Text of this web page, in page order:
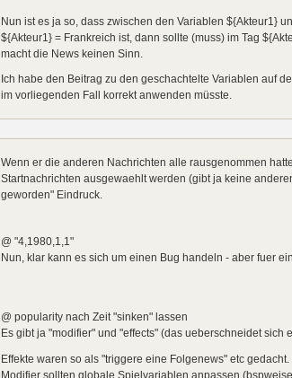
<Aktion>
<de>
</ Aktion>
<Verb2>
<
zu bekämpfen|in den
</Verb2>
<Folgen>
Verbraucher spüren
<Ausblick>
Eine Entspannung ist
</Ausblick>
</variables>
</news>
Nun ist es ja so, dass zwischen den Variablen ${Akteur1}
${Akteur1} = Frankreich ist, dann sollte (muss) im Tag
macht die News keinen Sinn.
Ich habe den Beitrag zu den geschachtelte Variablen auf
im vorliegenden Fall korrekt anwenden müsste.
Wenn er die anderen Nachrichten alle rausgenommen
Startnachrichten ausgewaehlt werden (gibt ja keine
geworden" Eindruck.
@ "4,1980,1,1"
Nun, klar kann es sich um einen Bug handeln - aber fuer
@ popularity nach Zeit "sinken" lassen
Es gibt ja "modifier" und "effects" (das ueberschneidet sich
Effekte waren so als "triggere eine Folgenews" etc gedacht.
Modifier sollten globale Spielvariablen anpassen